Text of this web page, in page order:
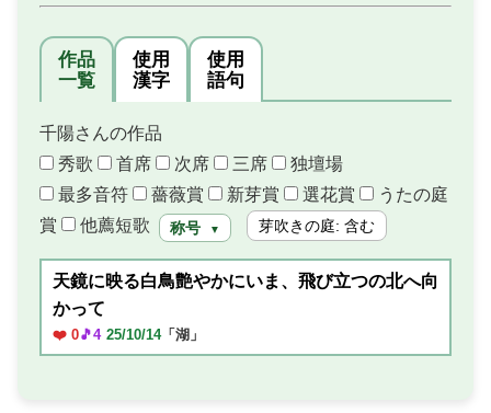
作品
一覧
使用
漢字
使用
語句
千陽さんの作品
秀歌
首席 次席 三席
独壇場
最多音符
薔薇賞 新芽賞 選花賞
うたの庭
賞
他薦短歌 称号 ▼ 芽吹きの庭: 含む
天鏡に映る白鳥艶やかにいま、飛び立つの北へ向
かって
❤️ 0🎵4 25/10/14「湖」